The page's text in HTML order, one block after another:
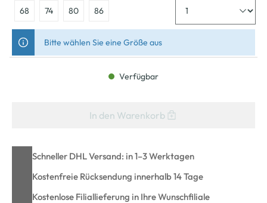
68 74 80 86
Bitte wählen Sie eine Größe aus
Verfügbar
In den Warenkorb
Schneller DHL Versand: in 1–3 Werktagen
Kostenfreie Rücksendung innerhalb 14 Tage
Kostenlose Filiallieferung in Ihre Wunschfiliale